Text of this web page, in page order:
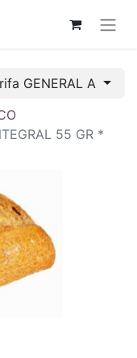
GENERAL A
55 GR *